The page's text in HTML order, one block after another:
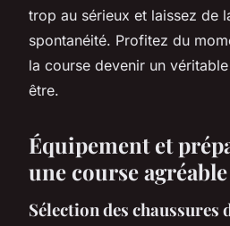
trop au sérieux et laissez de
spontanéité. Profitez du
la course devenir un
être.
Équipement et
une course agréable
Sélection des chaussures